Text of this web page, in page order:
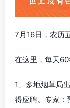
7月16日，农历
在这里，每天60
1、多地烟草局
得应聘。专家：